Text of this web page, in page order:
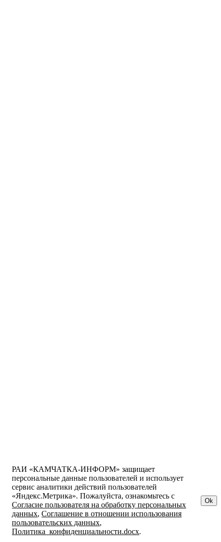
РАИ «КАМЧАТКА-ИНФОРМ» защищает
персональные данные пользователей и использует
сервис аналитики действий пользователей
«Яндекс.Метрика». Пожалуйста, ознакомьтесь с
Согласие пользователя на обработку персональных
данных,Соглашение в отношении использования
пользовательских данных,
Политика_конфиденциальности.docx.
Ok